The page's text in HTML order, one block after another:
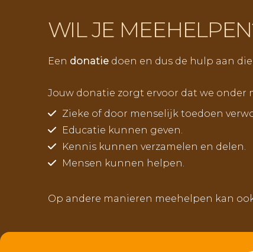
WIL JE
Een donatiedoen en dus de hulp aan
Jouw donatie zorgt ervoor dat we onder
Zieke of door menselijk toedoen
Educatie kunnen geven.
Kennis kunnen verzamelen en delen.
Mensen kunnen helpen.
Op andere manieren meehelpen kan